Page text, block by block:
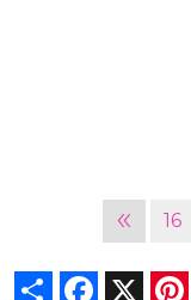
« 16
Share Facebook